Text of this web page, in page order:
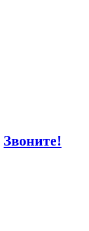
Звоните!